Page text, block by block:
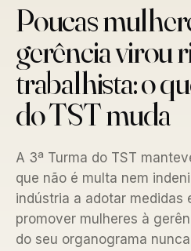
Poucas
gerência virou
trabalhista: o
do TST muda
A 3ª Turma do TST
que não é multa nem
indústria a adotar medidas
promover mulheres à
do seu organograma